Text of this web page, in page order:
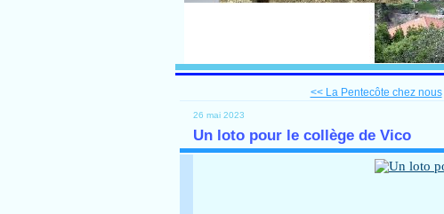
<< La Pentecôte chez nous
26 mai 2023
Un loto pour le collège de Vico